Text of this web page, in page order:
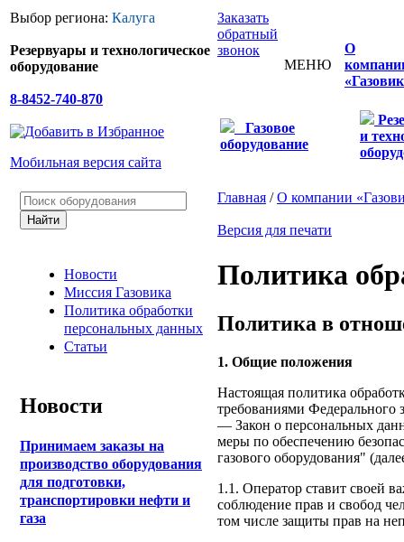
Выбор региона: Калуга
Резервуары и технологическое
оборудование
8-8452-740-870
Мобильная версия сайта
Заказать
обратный
звонок
МЕНЮ
О
Газовое
оборудование
и
Новости
Миссия Газовика
Политика обработки
персональных данных
Статьи
Новости
Принимаем заказы на
производство оборудования
для подготовки,
транспортировки нефти и
газа
Главная /О компании
Версия для печати
Политика
Политика в
1. Общие положения
Настоящая политика
требованиями
— Закон о персональных
меры по обеспечению
газового оборудования"
1.1. Оператор ставит своей
соблюдение прав и свобод
том числе защиты прав на